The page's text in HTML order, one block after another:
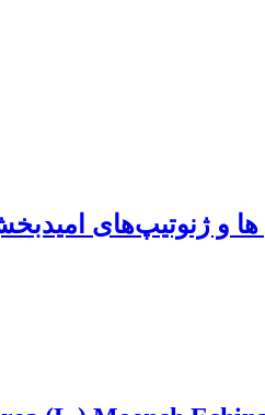
و ژنوتیپ‌های